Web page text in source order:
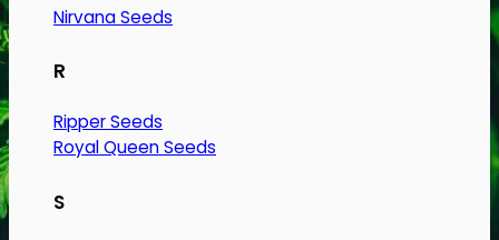
Nirvana Seeds
R
Ripper Seeds
Royal Queen Seeds
S